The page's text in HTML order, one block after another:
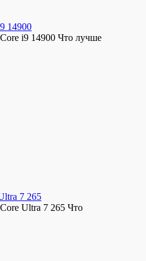
14900
i9 14900 Что лучше
7 265
Ultra 7 265 Что